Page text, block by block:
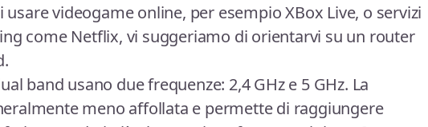
videogame online, per esempio XBox Live, o servizi
come Netflix, vi suggeriamo di orientarvi su un router
band usano due frequenze: 2,4 GHz e 5 GHz. La
meno affollata e permette di raggiungere